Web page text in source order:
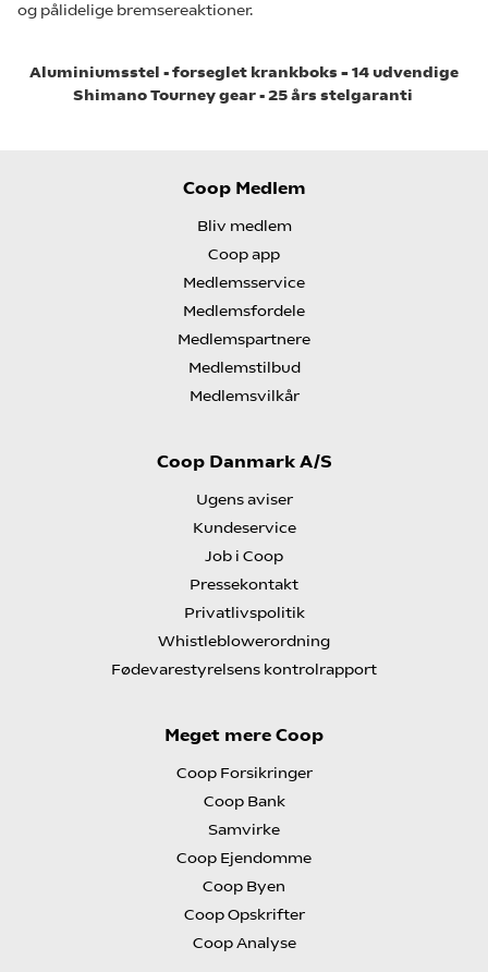
og pålidelige bremsereaktioner.
Aluminiumsstel - forseglet krankboks – 14 udvendige
Shimano Tourneygear - 25 års stelgaranti
Coop Medlem
Bliv medlem
Coop app
Medlemsservice
Medlemsfordele
Medlemspartnere
Medlemstilbud
Medlemsvilkår
Coop Danmark A/S
Ugens aviser
Kundeservice
Job i Coop
Pressekontakt
Privatlivspolitik
Whistleblowerordning
Fødevarestyrelsens kontrolrapport
Meget mere Coop
Coop Forsikringer
Coop Bank
Samvirke
Coop Ejendomme
Coop Byen
Coop Opskrifter
Coop Analyse